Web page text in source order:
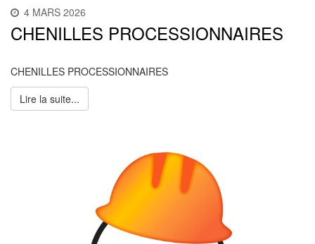
4 MARS 2026
CHENILLES PROCESSIONNAIRES
CHENILLES PROCESSIONNAIRES
Lire la suite...